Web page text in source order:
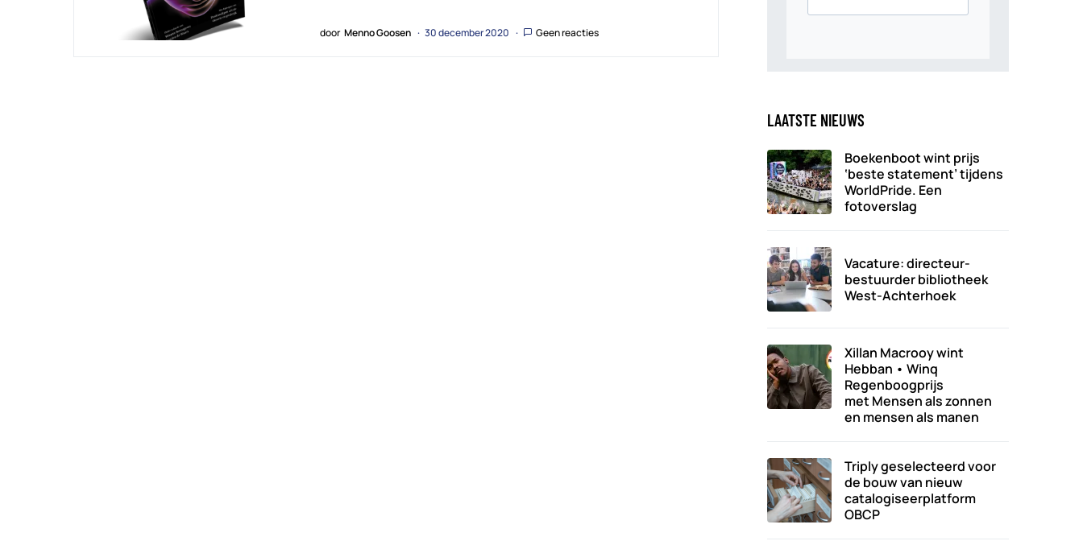
door Menno Goosen 30 december 2020 Geen reacties
LAATSTE NIEUWS
Boekenboot wint prijs
‘beste statement’ tijdens
WorldPride. Een
fotoverslag
Vacature: directeur-
bestuurder bibliotheek
West-Achterhoek
Xillan Macrooy wint
Hebban • Winq
Regenboogprijs
met Mensen als zonnen
en mensen als manen
Triply geselecteerd voor
de bouw van nieuw
catalogiseerplatform
OBCP